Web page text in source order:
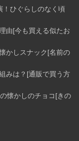
！ひぐらしのなく頃
由[今も買える似たお
かしスナック[名前の
みは？[通販で買う方
懐かしのチョコ[きの